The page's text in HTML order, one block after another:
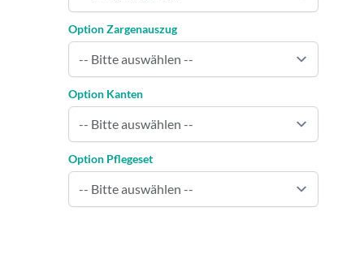
Option Zargenauszug
Option Kanten
Option Pflegeset